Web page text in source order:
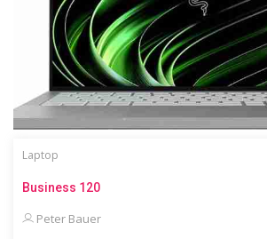
Laptop
Business 120
Peter Bauer